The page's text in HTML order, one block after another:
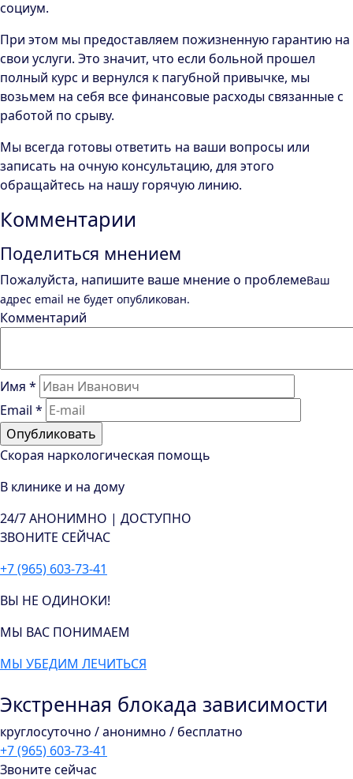
социум.
При этом мы предоставляем пожизненную гарантию на
свои услуги. Это значит, что если больной прошел
полный курс и вернулся к пагубной привычке, мы
возьмем на себя все финансовые расходы связанные с
работой по срыву.
Мы всегда готовы ответить на ваши вопросы или
записать на очную консультацию, для этого
обращайтесь на нашу горячую линию.
Комментарии
Поделиться мнением
Пожалуйста, напишите ваше мнение о проблемеВаш
адрес email не будет опубликован.
Комментарий
Имя *
Email *
Скорая наркологическая помощь
В клинике и на дому
24/7АНОНИМНО | ДОСТУПНО
ЗВОНИТЕ СЕЙЧАС
+7 (965) 603-73-41
ВЫ НЕ ОДИНОКИ!
МЫ ВАС ПОНИМАЕМ
МЫ УБЕДИМ ЛЕЧИТЬСЯ
Экстренная блокада зависимости
круглосуточно / анонимно / бесплатно
+7 (965) 603-73-41
Звоните сейчас